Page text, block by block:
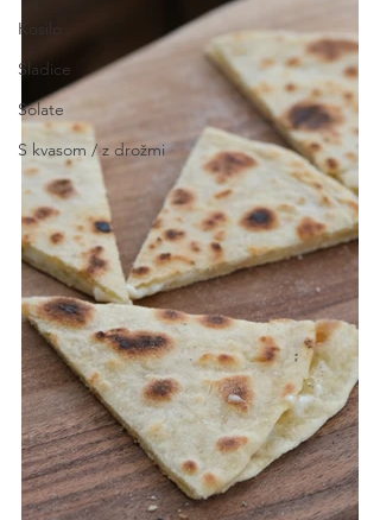
Kosilo
Sladice
Solate
S kvasom / z drožmi